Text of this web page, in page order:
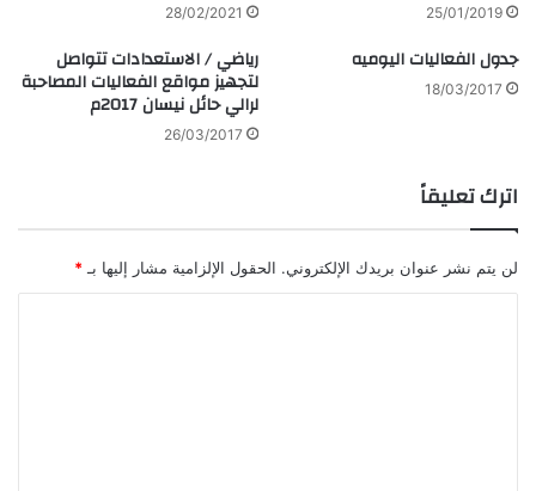
25/01/2019
28/02/2021
جدول الفعاليات اليوميه
18/03/2017
رياضي / الاستعدادات تتواصل
لتجهيز مواقع الفعاليات المصاحبة
لرالي حائل نيسان 2017م
26/03/2017
اترك تعليقاً
لن يتم نشر عنوان بريدك الإلكتروني. الحقول الإلزامية مشار إليها بـ *